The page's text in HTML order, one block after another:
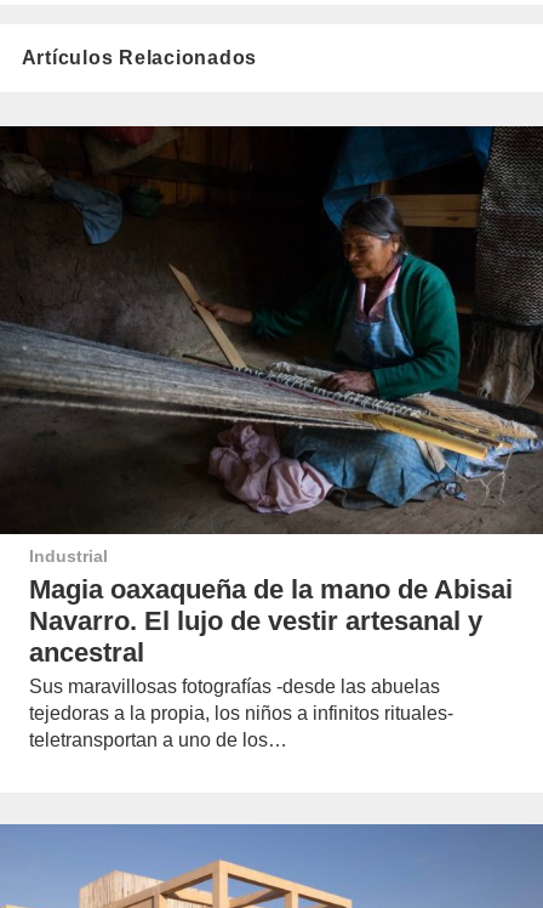
Artículos Relacionados
Industrial
Magia oaxaqueña de la mano de Abisai
Navarro. El lujo de vestir artesanal y
ancestral
Sus maravillosas fotografías -desde las abuelas
tejedoras a la propia, los niños a infinitos rituales-
teletransportan a uno de los…